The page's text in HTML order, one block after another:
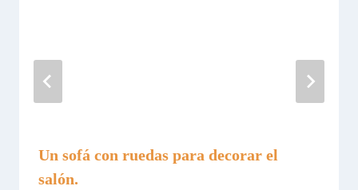
Un sofá con ruedas para decorar el
salón.